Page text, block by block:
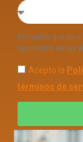
Recuerda que
resultados de las
Acepto la
términos de